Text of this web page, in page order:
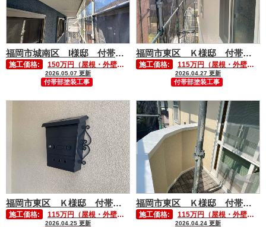
福岡市城南区 I様邸 付帯部塗装工事①
施工価格: 150万円（屋根・外壁塗装含む）
2026.05.07 更新
付帯部塗装工事
福岡市東区 Ｋ様邸 付帯部塗装工事③
施工価格: 115万円（屋根・外壁塗装含む）
2026.04.27 更新
付帯部塗装工事
福岡市東区 Ｋ様邸 付帯部塗装工事②
施工価格: 115万円（屋根・外壁塗装含む）
2026.04.25 更新
福岡市東区 Ｋ様邸 付帯部塗装工事①
施工価格: 115万円（屋根・外壁塗装含む）
2026.04.24 更新